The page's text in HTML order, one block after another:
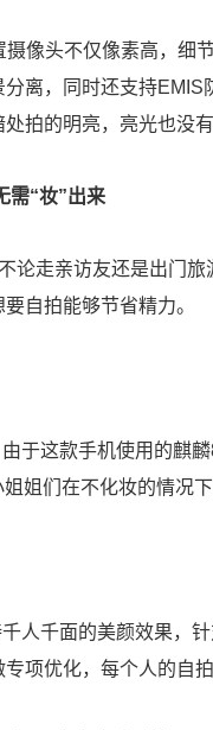
像头不仅像素高，细
分离，同时还支持
拍的明亮，亮光也没
需“妆”出来
论走亲访友还是出门
自拍能够节省精力。
于这款手机使用的麒
姐们在不化妆的情况
人千面的美颜效果，
项优化，每个人的自